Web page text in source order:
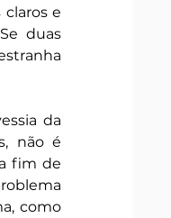
e
duas
da
não é
fim de
como